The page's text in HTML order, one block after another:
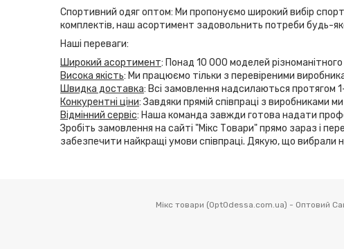
Спортивний одяг оптом: Ми пропонуємо широкий вибір
комплектів, наш асортимент задовольнить потреби будь-
Наші переваги:
Широкий асортимент: Понад 10 000 моделей різноманітного
Висока якість: Ми працюємо тільки з перевіреними
Швидка доставка: Всі замовлення надсилаються протягом
Конкурентні ціни: Завдяки прямій співпраці з виробниками
Відмінний сервіс: Наша команда завжди готова надати
Зробіть замовлення на сайті "Мікс Товари" прямо зараз і
забезпечити найкращі умови співпраці. Дякую, що вибрали